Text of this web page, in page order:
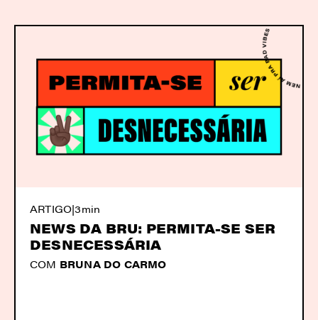
ARTIGO|3min
NEWS DA BRU: PERMITA-SE SER
DESNECESSÁRIA
COM BRUNA DO CARMO